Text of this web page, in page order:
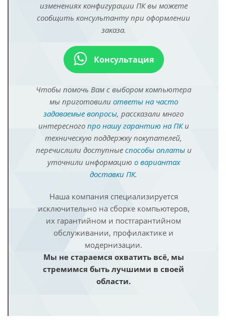
изменениях конфигурации ПК вы можете
сообщить консультанту при оформлении
заказа.
Консультация
Чтобы помочь Вам с выбором компьютера
мы приготовили ответы на часто
задаваемые вопросы, рассказали много
интересного про нашу гарантию на ПКи
техническую поддержку покупателей,
перечислили доступные способы оплатыи
уточнили информацию о вариантах
доставки ПК.
Наша компания специализируется
исключительно на сборке компьютеров,
их гарантийном и постгарантийном
обслуживании, профилактике и
модернизации.
Мы не стараемся охватить всё, мы
стремимся быть лучшими в своей
области.